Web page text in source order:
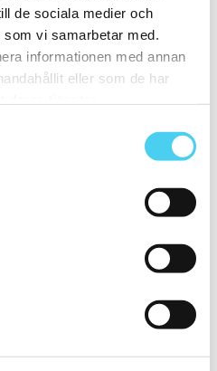
de sociala medier och
vi samarbetar med.
informationen med annan
eller som de har
Välj gärna en kategori nedan
experter på allt inom kakel och